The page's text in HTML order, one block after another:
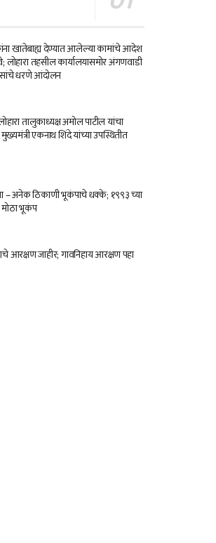
खातेबाह्य देण्यात आलेल्या कामांचे आदेश
लोहारा तहसील कार्यालयासमोर अंगणवाडी
धरणे आंदोलन
तालुकाध्यक्ष अमोल पाटील यांचा
एकनाथ शिंदे यांच्या उपस्थितीत
– अनेक ठिकाणी भूकंपाचे धक्के; १९९३ च्या
भूकंप
आरक्षण जाहीर; गावनिहाय आरक्षण पहा